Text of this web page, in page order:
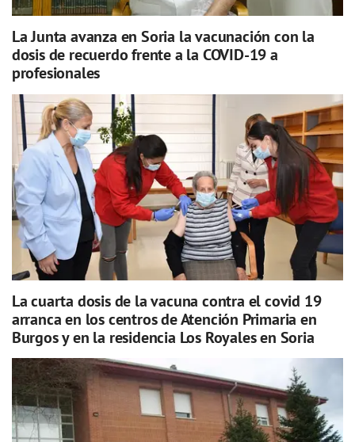
La Junta avanza en Soria la vacunación con la
dosis de recuerdo frente a la COVID-19 a
profesionales
La cuarta dosis de la vacuna contra el covid 19
arranca en los centros de Atención Primaria en
Burgos y en la residencia Los Royales en Soria